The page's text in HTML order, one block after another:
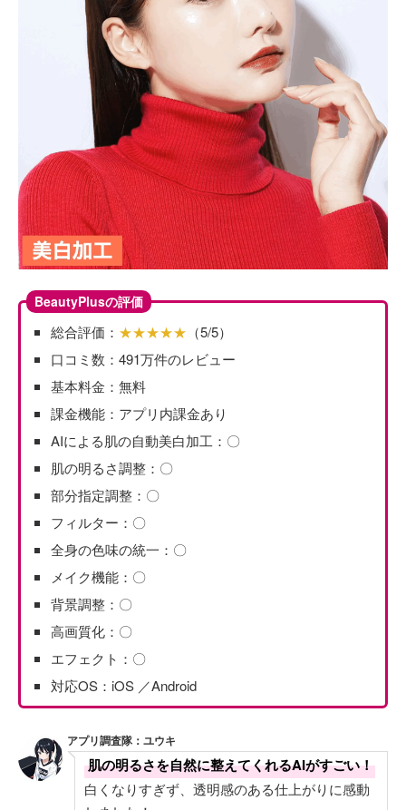
BeautyPlusの評価
総合評価： ★★★★★ （5/5）
口コミ数：491万件のレビュー
基本料金：無料
課金機能：アプリ内課金あり
AIによる肌の自動美白加工：〇
肌の明るさ調整：〇
部分指定調整：〇
フィルター：〇
全身の色味の統一：〇
メイク機能：〇
背景調整：〇
高画質化：〇
エフェクト：〇
対応OS：iOS ／Android
アプリ調査隊：ユウキ
肌の明るさを自然に整えてくれるAIがすごい！
白くなりすぎず、透明感のある仕上がりに感動